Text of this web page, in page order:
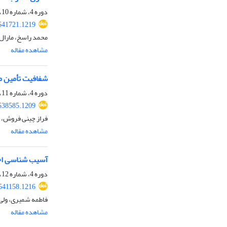
دوره 4، شماره 10، بهار 1401، صفحه
محمد راسخ،
مشاهده مقاله
شفافیت تأمین
دوره 4، شماره 11، تابستان 1401، صفحه
فراز چینی
مشاهده مقاله
آسیب شناسی
دوره 4، شماره 12، پاییز 1401، صفحه
فاطمه شمیری،
مشاهده مقاله